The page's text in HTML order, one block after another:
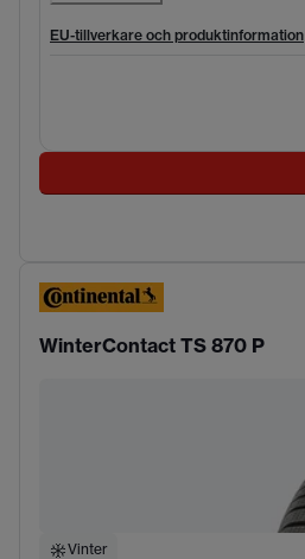
EU-tillverkare och produktinformation
WinterContact TS 870 P
Vinter